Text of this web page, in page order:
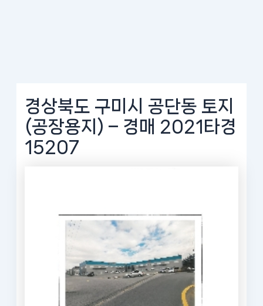
경상북도 구미시 공단동 토지
(공장용지) – 경매 2021타경
15207